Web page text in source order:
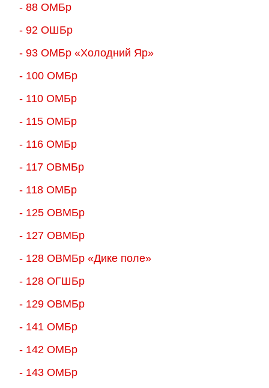
- 88 ОМБр
- 92 ОШБр
- 93 ОМБр «Холодний Яр»
- 100 ОМБр
- 110 ОМБр
- 115 ОМБр
- 116 ОМБр
- 117 ОВМБр
- 118 ОМБр
- 125 ОВМБр
- 127 ОВМБр
- 128 ОВМБр «Дике поле»
- 128 ОГШБр
- 129 ОВМБр
- 141 ОМБр
- 142 ОМБр
- 143 ОМБр